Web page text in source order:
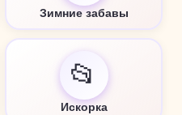
Зимние забавы
📂
Искорка